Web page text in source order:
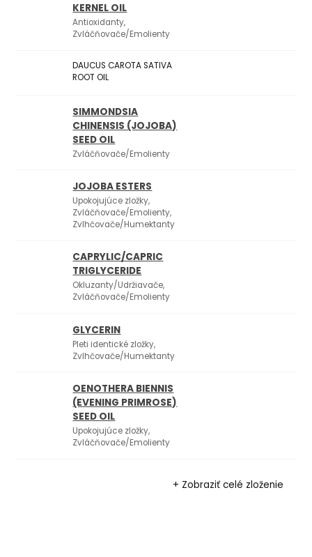
KERNEL OIL
Antioxidanty,
Zvláčňovače/Emolienty
DAUCUS CAROTA SATIVA
ROOT OIL
SIMMONDSIA
CHINENSIS (JOJOBA)
SEED OIL
Zvláčňovače/Emolienty
JOJOBA ESTERS
Upokojujúce zložky,
Zvláčňovače/Emolienty,
Zvlhčovače/Humektanty
CAPRYLIC/CAPRIC
TRIGLYCERIDE
Okluzanty/Udržiavače,
Zvláčňovače/Emolienty
GLYCERIN
Pleti identické zložky,
Zvlhčovače/Humektanty
OENOTHERA BIENNIS
(EVENING PRIMROSE)
SEED OIL
Upokojujúce zložky,
Zvláčňovače/Emolienty
+ Zobraziť celé zloženie